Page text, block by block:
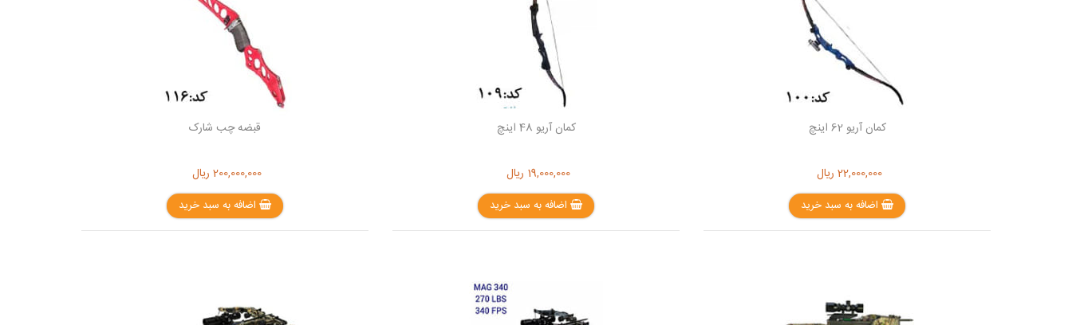
کمان آریو 62 اینچ
22,000,000 ریال
اضافه به سبد خرید
کمان آریو 48 اینچ
19,000,000 ریال
اضافه به سبد خرید
قبضه چب شارک
200,000,000 ریال
اضافه به سبد خرید